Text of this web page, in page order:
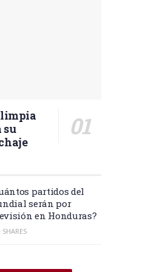
su
partidos del
serán por
en Honduras?
SHARES